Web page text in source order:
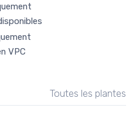
VPC
Toutes les plantes